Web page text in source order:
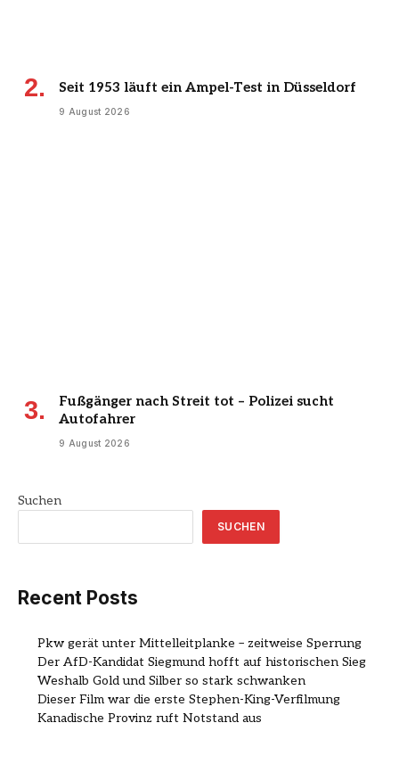
Seit 1953 läuft ein Ampel-Test in Düsseldorf
9 August 2026
Fußgänger nach Streit tot – Polizei sucht
Autofahrer
9 August 2026
Suchen
SUCHEN
Recent Posts
Pkw gerät unter Mittelleitplanke – zeitweise Sperrung
Der AfD-Kandidat Siegmund hofft auf historischen Sieg
Weshalb Gold und Silber so stark schwanken
Dieser Film war die erste Stephen-King-Verfilmung
Kanadische Provinz ruft Notstand aus